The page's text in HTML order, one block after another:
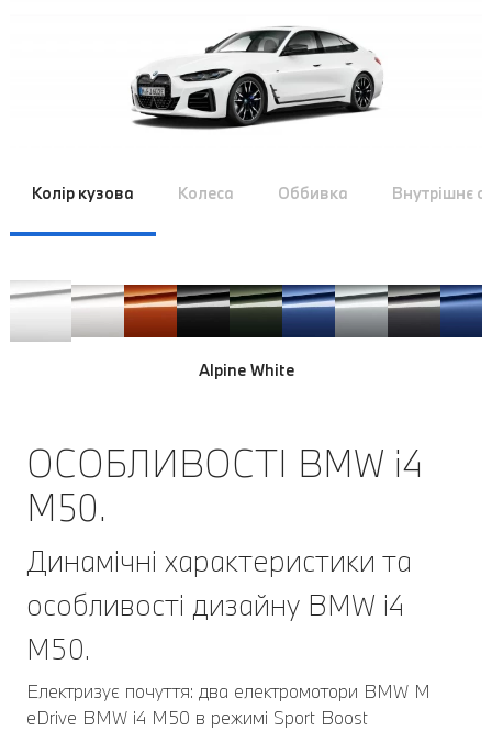
Колір кузова Колеса Оббивка Внутрішнє
Alpine White
ОСОБЛИВОСТІ BMW i4
M50.
Динамічні характеристики та
особливості дизайну BMW i4
M50.
Електризує почуття: два електромотори BMW M
eDrive BMW i4 M50 в режимі Sport Boost